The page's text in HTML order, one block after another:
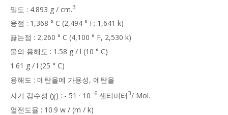
밀도 : 4.893 g / cm.3
융점 : 1,368 ° C (2,494 ° F; 1,641 k)
끓는점 : 2,260 ° C (4,100 ° F, 2,530 k)
물의 용해도 : 1.58 g / l (10 ° C)
1.61 g / l (25 ° C)
용해도 : 메탄올에 가용성, 에탄올
자기 감수성 (χ) : - 51 · 10- 6.센티미터 3/ Mol.
열전도율 : 10.9 w / (m / k)